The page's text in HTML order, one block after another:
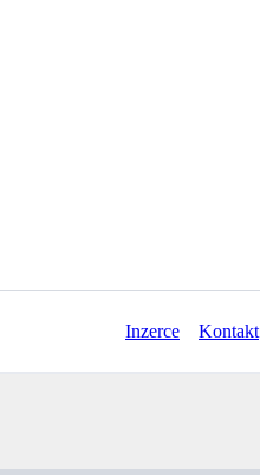
Inzerce Kontakt